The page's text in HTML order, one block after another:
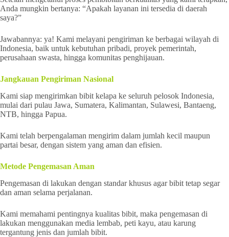
Anda mungkin bertanya: “Apakah layanan ini tersedia di daerah
saya?”
Jawabannya: ya! Kami melayani pengiriman ke berbagai wilayah di
Indonesia, baik untuk kebutuhan pribadi, proyek pemerintah,
perusahaan swasta, hingga komunitas penghijauan.
Jangkauan Pengiriman Nasional
Kami siap mengirimkan bibit kelapa ke seluruh pelosok Indonesia,
mulai dari pulau Jawa, Sumatera, Kalimantan, Sulawesi, Bantaeng,
NTB, hingga Papua.
Kami telah berpengalaman mengirim dalam jumlah kecil maupun
partai besar, dengan sistem yang aman dan efisien.
Metode Pengemasan Aman
Pengemasan di lakukan dengan standar khusus agar bibit tetap segar
dan aman selama perjalanan.
Kami memahami pentingnya kualitas bibit, maka pengemasan di
lakukan menggunakan media lembab, peti kayu, atau karung
tergantung jenis dan jumlah bibit.